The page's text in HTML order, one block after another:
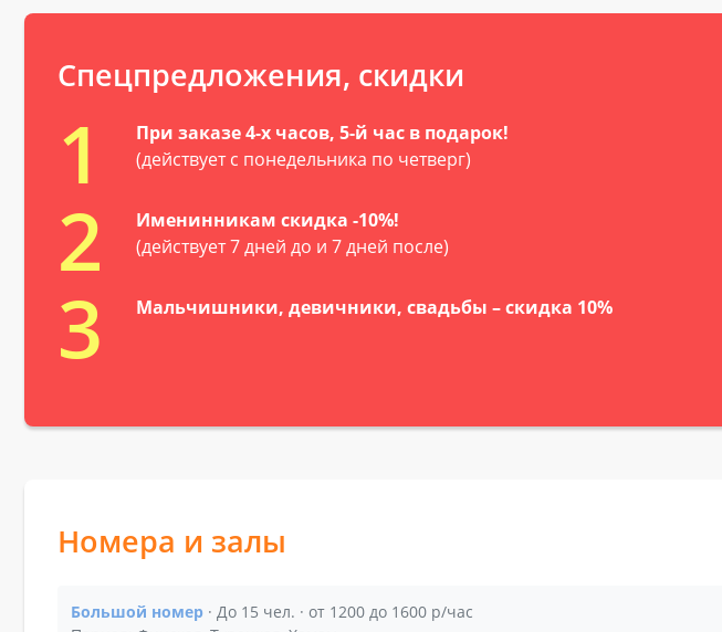
Спецпредложения, скидки
1
При заказе 4-х часов, 5-й час в подарок!
(действует с понедельника по четверг)
2
Именинникам скидка -10%!
(действует 7 дней до и 7 дней после)
3 Мальчишники, девичники, свадьбы – скидка 10%
Номера и залы
Большой номер · До 15 чел. · от 1200 до 1600 р/час